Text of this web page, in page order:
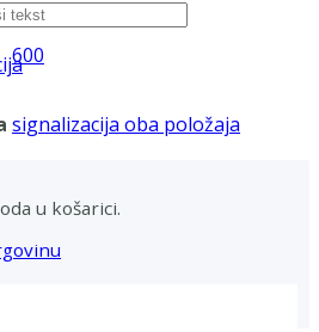
u košarici.
600
signalizacija oba položaja